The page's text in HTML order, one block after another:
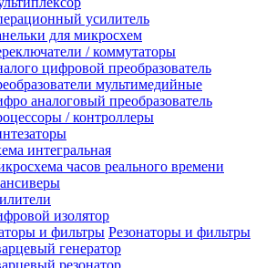
усилитель
для микросхем
/ коммутаторы
цифровой преобразователь
мультимедийные
аналоговый преобразователь
/ контроллеры
интегральная
часов реального времени
изолятор
Резонаторы и фильтры
генератор
резонатор